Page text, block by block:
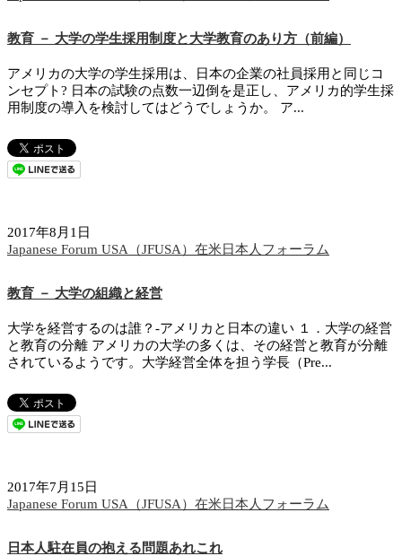
教育 － 大学の学生採用制度と大学教育のあり方（前編）
アメリカの大学の学生採用は、日本の企業の社員採用と同じコ
ンセプト? 日本の試験の点数一辺倒を是正し、アメリカ的学生採
用制度の導入を検討してはどうでしょうか。 ア...
2017年8月1日
Japanese Forum USA（JFUSA）在米日本人フォーラム
教育 － 大学の組織と経営
大学を経営するのは誰？-アメリカと日本の違い １．大学の経営
と教育の分離 アメリカの大学の多くは、その経営と教育が分離
されているようです。大学経営全体を担う学長（Pre...
2017年7月15日
Japanese Forum USA（JFUSA）在米日本人フォーラム
日本人駐在員の抱える問題あれこれ